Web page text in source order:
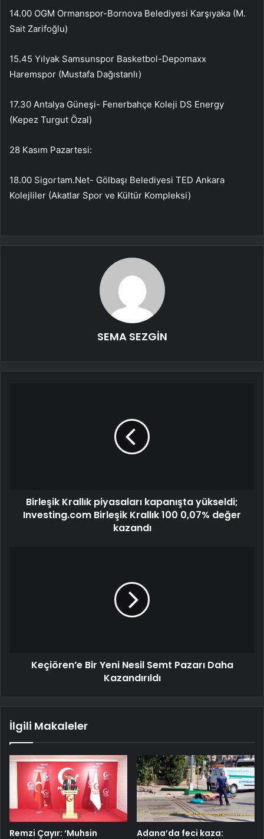
14.00 OGM Ormanspor-Bornova Belediyesi Karşıyaka (M.
Sait Zarifoğlu)
15.45 Yılyak Samsunspor Basketbol-Depomaxx
Haremspor (Mustafa Dağıstanlı)
17.30 Antalya Güneşi- Fenerbahçe Koleji DS Energy
(Kepez Turgut Özal)
28 Kasım Pazartesi:
18.00 Sigortam.Net- Gölbaşı Belediyesi TED Ankara
Kolejliler (Akatlar Spor ve Kültür Kompleksi)
SEMA SEZGİN
Birleşik Krallık piyasaları kapanışta yükseldi;
Investing.com Birleşik Krallık 100 0,07% değer
kazandı
Keçiören’e Bir Yeni Nesil Semt Pazarı Daha
Kazandırıldı
İlgili Makaleler
Remzi Çayır: ‘Muhsin
Adana’da feci kaza: